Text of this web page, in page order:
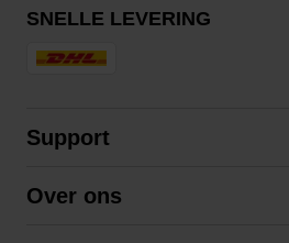
SNELLE LEVERING
Support
Over ons